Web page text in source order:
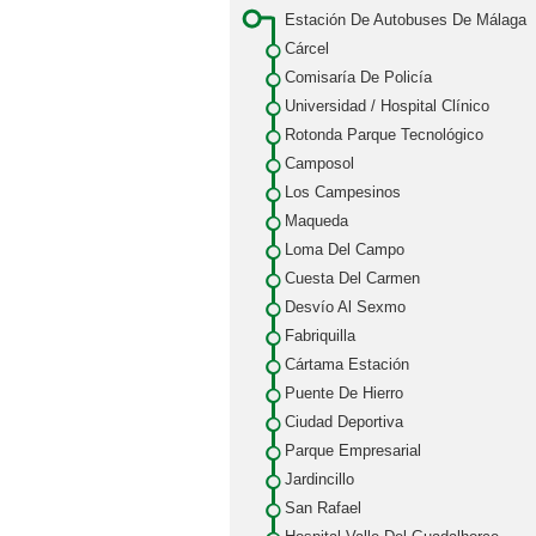
Estación De Autobuses De Málaga
Cárcel
Comisaría De Policía
Universidad / Hospital Clínico
Rotonda Parque Tecnológico
Camposol
Los Campesinos
Maqueda
Loma Del Campo
Cuesta Del Carmen
Desvío Al Sexmo
Fabriquilla
Cártama Estación
Puente De Hierro
Ciudad Deportiva
Parque Empresarial
Jardincillo
San Rafael